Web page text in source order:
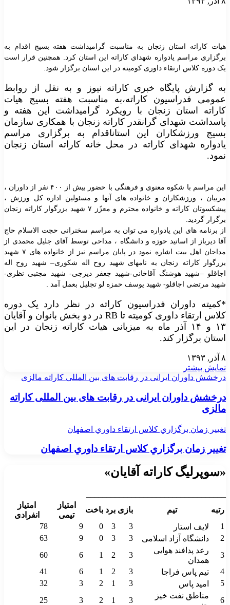
هیات کاراته استان زنجان به مناسبت گرامیداشت هفته بسیج اقدام به
برگزاری مراسم یادواره شهدای کاراته این استان کرد. همچنین قرار است
یک دوره کلاس ارتقاء داوری کومیته در این استان برگزار شود.
به گزارش پایگاه خبری کاراته نیوز و به نقل از روابط
عمومی فدراسیون کاراته،به مناسبت هفته بسیج هیات
کاراته استان زنجان با رویکرد گرامیداشت این هفته و
پاسداشت شهدای گرانقدر کاراته زنجان با همکاری سازمان
بسیج ورزشکاران این استاناقدام به برگزاری مراسم
یادواره شهدای کاراته در محل خانه کاراته استان زنجان
نمود.
این مراسم با شکوه معنوی و فرهنگی با حضور بیش از ۴۰۰ نفر از داوران ،
مربیان ، ورزشکاران و خانواده های آنها و مسئولین اداره کل ورزش ،
پیشکسوتان کاراته و خانواده محترم و معزًز ۷ شهید بزرگوار کاراته زنجان
برگزار گردید.
از برنامه های این یادواره می توان به مراسم سخنرانی حجت الاسلام حاج
آقا دیرباز از اساتید حوزه و دانشگاه ، مداحی توسط آقای جلیل محمدی از
مداحان اهل بیت اشاره نمود در پایان مراسم نیز از خانواده های ۷ شهید
بزرگوار کاراته زنجان به نامهای شهید روح اله شکوری– شهید روح اله
اجاقلو –شهید هوشنگ آقاخانی-شهید جعفر دیزجی- شهید مجتبی نظری-
شهید مرتضی اجاقلو- شهید یوسف حمزه لو تجلیل بعمل آمد .
*کمیته داوران فدراسیون کاراته در نظر دارد یک دوره
کلاس ارتقاء داوری کومیته تا RB در دو بخش بانوان و آقایان
۱۳ و ۱۴ آذر ماه به میزبانی هیات کاراته زنجان در این
استان برگزار کند.
۸ آذر, ۱۳۹۳
نمایش بیشتر
درخشش داوران ایرانی در رقابت های بین المللی کاراته مالزی
درخشش داوران ایرانی در رقابت های بین المللی کاراته
مالزی
تغيير زمان برگزاري كلاس ارتقاء داوري اصفهان
تغيير زمان برگزاري كلاس ارتقاء داوري اصفهان
«سوپرلیگ کاراته آقایان»
رتبه
تیم بازی برد باخت
امتیاز
تیمی
امتیاز
انفرادی
1
لایف استار 3
3
0
9
78
2
دانشگاه آزاد اسلامی 3
3
0
9
63
3
رعد پدافند هوایی
همدان
3
2
1
6
60
4
تیم پاس فراجا 3
2
1
6
41
5
امید پاس 3
1
2
3
32
6
مناطق نفت خیز
3
1
2
3
25